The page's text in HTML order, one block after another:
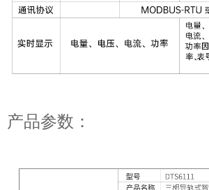
产品参数：